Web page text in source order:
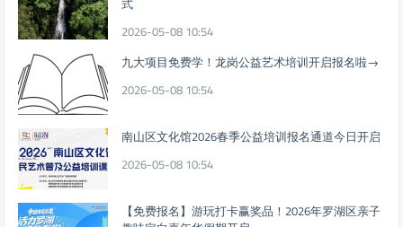
2026-05-08 10:54
九大项目免费学！龙岗公益艺术培训开启报名啦→
2026-05-08 10:54
南山区文化馆2026春季公益培训报名通道今日开启
2026-05-08 10:54
【免费报名】游玩打卡赢奖品！2026年罗湖区亲子